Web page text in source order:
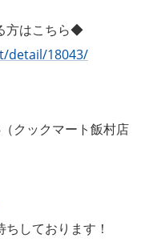
方はこちら◆
detail/18043/
クックマート飯村店
しております！